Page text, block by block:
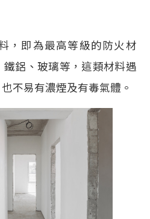
，即為最高等級的防火材
鋁、玻璃等，這類材料遇
不易有濃煙及有毒氣體。